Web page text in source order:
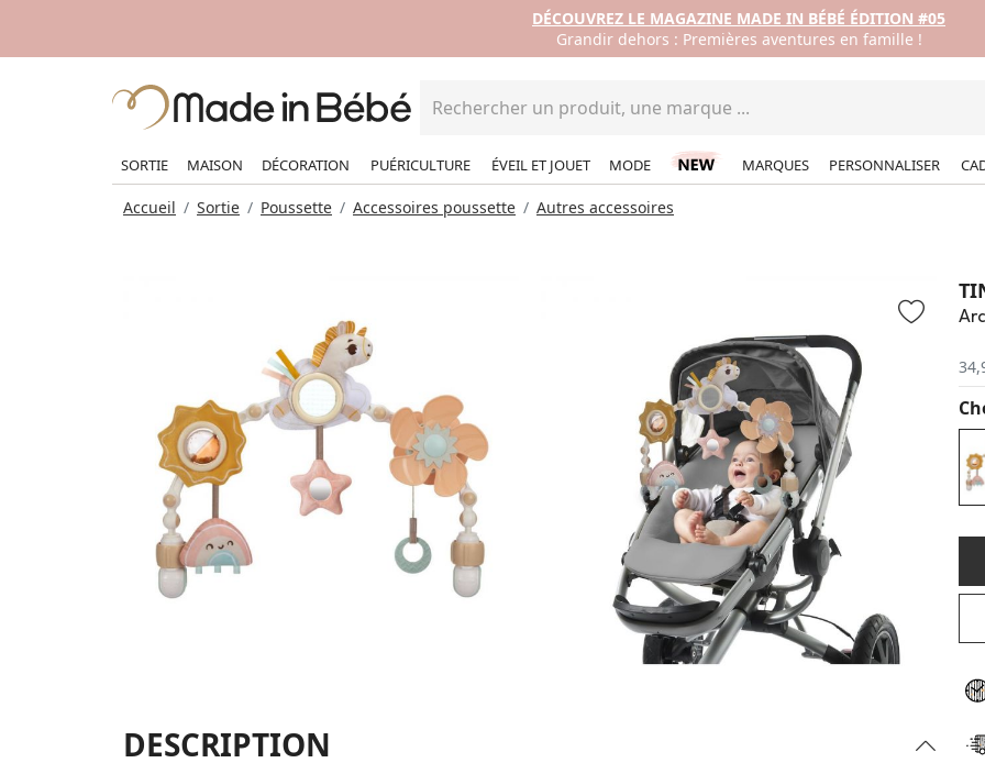
DÉCOUVREZ LE MAGAZINE MADE IN BÉBÉ ÉDITION #05
Grandir dehors : Premières aventures en famille !
SORTIE MAISON DÉCORATION PUÉRICULTURE ÉVEIL ET JOUET MODE MARQUES PERSONNALISER
Accueil Sortie Poussette Accessoires poussette Autres accessoires
DESCRIPTION